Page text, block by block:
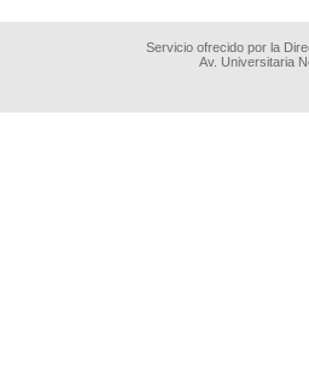
Servicio ofrecido por la
Av. Universitaria